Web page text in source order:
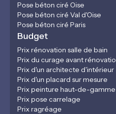
Pose béton ciré Oise
Pose béton ciré Val d'Oise
Pose béton ciré Paris
Budget
Prix rénovation salle de bain
Prix du curage avant
Prix d'un architecte d'intérieur
Prix d'un placard sur mesure
Prix peinture haut-de-gamme
Prix pose carrelage
Prix ragréage